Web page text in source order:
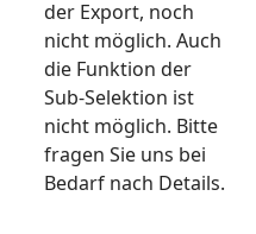
der Export, noch
nicht möglich. Auch
die Funktion der
Sub-Selektion ist
nicht möglich. Bitte
fragen Sie uns bei
Bedarf nach Details.